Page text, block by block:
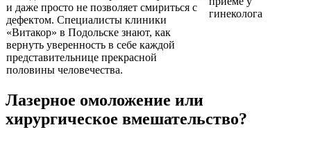
и даже просто не позволяет смириться с
дефектом. Специалисты клиники
«Витакор» в Подольске знают, как
вернуть уверенность в себе каждой
представительнице прекрасной
половины человечества.
Лазерное омоложение или
хирургическое вмешательство?